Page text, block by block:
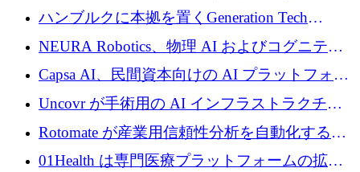
傷治療薬を市場に投入するために 160 万ユー
ロを調達
ハンブルクに本拠を置くGeneration Tech
Partnersが5,000万ユーロのAIロールアップファ
NEURA Robotics、物理 AI およびコグニティ
ブ ロボティクス プラットフォームを拡張する
ためにシリーズ C で最大 14 億ドルを確保
Capsa AI、民間資本向けの AI プラットフォー
ムを拡大するために 1,800 万ドルを調達
Uncovr が手術用の AI インフラストラクチャ
を構築するために 700 万ドルを調達
Rotomate が産業用信頼性分析を自動化するた
めに 210 万ユーロを調達
01Health は専門医療プラットフォームの拡大